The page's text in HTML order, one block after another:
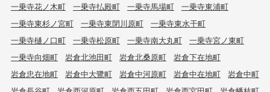
一乗寺花ノ木町
一乗寺払殿町 一乗寺馬場町
一乗寺東浦町
一乗寺東杉ノ宮町
一乗寺東閉川原町
一乗寺東水干町
一乗寺樋ノ口町
一乗寺松原町 一乗寺南大丸町
一乗寺宮ノ東町
一乗寺向畑町
岩倉北池田町 岩倉北桑原町
岩倉下在地町
岩倉忠在地町
岩倉中大鷺町 岩倉中河原町 岩倉中在地町
岩倉中町